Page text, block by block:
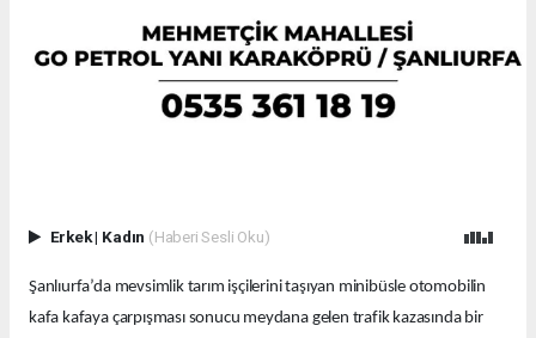
Erkek| Kadın (Haberi Sesli Oku)
Şanlıurfa’da mevsimlik tarım işçilerini taşıyan minibüsle otomobilin
kafa kafaya çarpışması sonucu meydana gelen trafik kazasında bir